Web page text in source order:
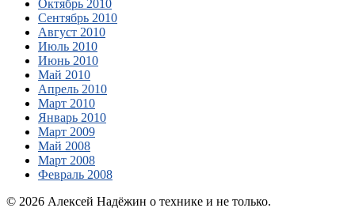
Октябрь 2010
Сентябрь 2010
Август 2010
Июль 2010
Июнь 2010
Май 2010
Апрель 2010
Март 2010
Январь 2010
Март 2009
Май 2008
Март 2008
Февраль 2008
© 2026 Алексей Надёжин о технике и не только.